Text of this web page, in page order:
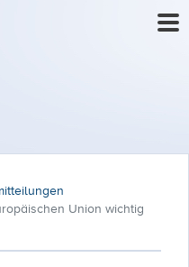
Union wichtig